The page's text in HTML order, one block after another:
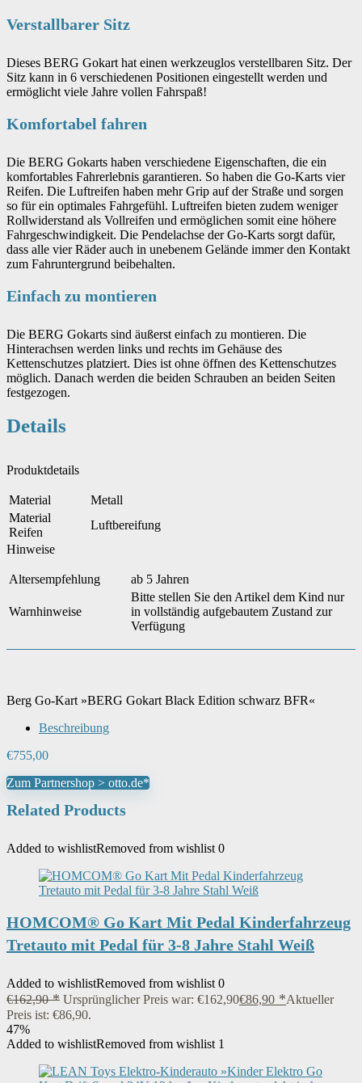
Verstallbarer Sitz
Dieses BERG Gokart hat einen werkzeuglos verstellbaren Sitz. Der
Sitz kann in 6 verschiedenen Positionen eingestellt werden und
ermöglicht viele Jahre vollen Fahrspaß!
Komfortabel fahren
Die BERG Gokarts haben verschiedene Eigenschaften, die ein
komfortables Fahrerlebnis garantieren. So haben die Go-Karts vier
Reifen. Die Luftreifen haben mehr Grip auf der Straße und sorgen
so für ein optimales Fahrgefühl. Luftreifen bieten zudem weniger
Rollwiderstand als Vollreifen und ermöglichen somit eine höhere
Fahrgeschwindigkeit. Die Pendelachse der Go-Karts sorgt dafür,
dass alle vier Räder auch in unebenem Gelände immer den Kontakt
zum Fahruntergrund beibehalten.
Einfach zu montieren
Die BERG Gokarts sind äußerst einfach zu montieren. Die
Hinterachsen werden links und rechts im Gehäuse des
Kettenschutzes platziert. Dies ist ohne öffnen des Kettenschutzes
möglich. Danach werden die beiden Schrauben an beiden Seiten
festgezogen.
Details
Produktdetails
Material
Metall
Material
Reifen
Luftbereifung
Hinweise
Altersempfehlung ab 5 Jahren
Warnhinweise
Bitte stellen Sie den Artikel dem Kind nur
in vollständig aufgebautem Zustand zur
Verfügung
Berg Go-Kart »BERG Gokart Black Edition schwarz BFR«
Beschreibung
€755,00
Zum Partnershop > otto.de*
Related Products
Added to wishlistRemoved from wishlist 0
HOMCOM® Go Kart Mit Pedal Kinderfahrzeug
Tretauto mit Pedal für 3-8 Jahre Stahl Weiß
Added to wishlistRemoved from wishlist 0
€162,90 Ursprünglicher Preis war: €162,90€86,90
Aktueller
Preis ist: €86,90.
47%
Added to wishlistRemoved from wishlist 1